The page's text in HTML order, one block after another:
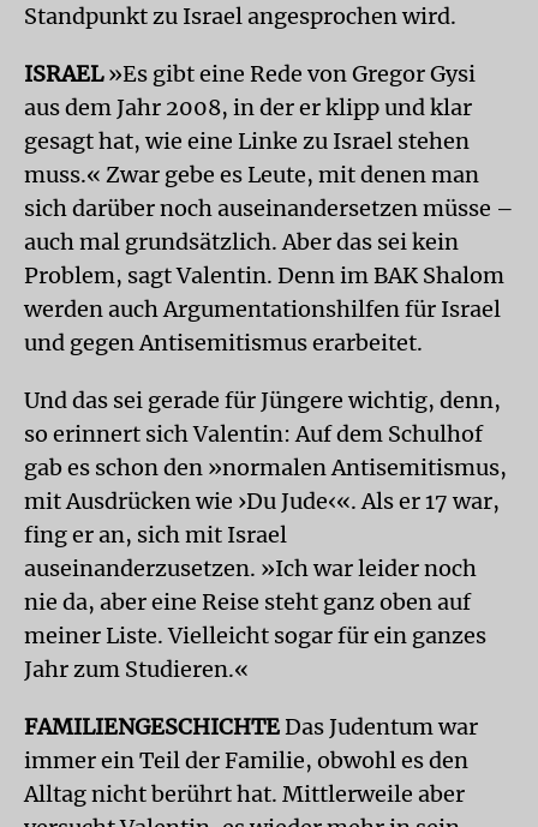
Standpunkt zu Israel angesprochen wird.
ISRAEL»Es gibt eine Rede von Gregor Gysi
aus dem Jahr 2008, in der er klipp und klar
gesagt hat, wie eine Linke zu Israel stehen
muss.« Zwar gebe es Leute, mit denen man
sich darüber noch auseinandersetzen müsse –
auch mal grundsätzlich. Aber das sei kein
Problem, sagt Valentin. Denn im BAK Shalom
werden auch Argumentationshilfen für Israel
und gegen Antisemitismus erarbeitet.
Und das sei gerade für Jüngere wichtig, denn,
so erinnert sich Valentin: Auf dem Schulhof
gab es schon den »normalen Antisemitismus,
mit Ausdrücken wie ›Du Jude‹«. Als er 17 war,
fing er an, sich mit Israel
auseinanderzusetzen. »Ich war leider noch
nie da, aber eine Reise steht ganz oben auf
meiner Liste. Vielleicht sogar für ein ganzes
Jahr zum Studieren.«
FAMILIENGESCHICHTE Das Judentum war
immer ein Teil der Familie, obwohl es den
Alltag nicht berührt hat. Mittlerweile aber